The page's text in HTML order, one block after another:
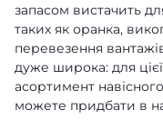
запасом вистачить
таких як оранка,
перевезення
дуже широка: для
асортимент
можете придбати в